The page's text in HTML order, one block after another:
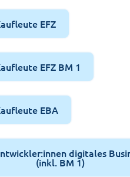
EFZ
EFZ BM 1
EBA
digitales
(inkl. BM 1)